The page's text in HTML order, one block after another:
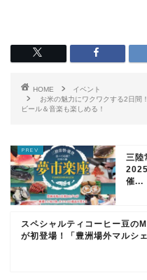
HOME
イベント
お米の魅力にワクワクする2日間
ビール＆音楽も楽しめる！
三陸
催...
スペシャルティコーヒー豆の
が初登場！「豊洲場外マルシ